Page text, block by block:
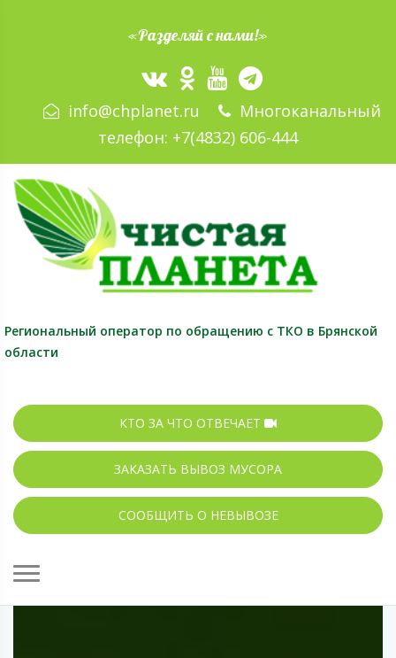
«Разделяй с нами!»
info@chplanet.ru
Многоканальный
телефон: +7(4832) 606-444
Региональный оператор по обращению с ТКО в Брянской
области
КТО ЗА ЧТО ОТВЕЧАЕТ
ЗАКАЗАТЬ ВЫВОЗ МУСОРА
СООБЩИТЬ О НЕВЫВОЗЕ